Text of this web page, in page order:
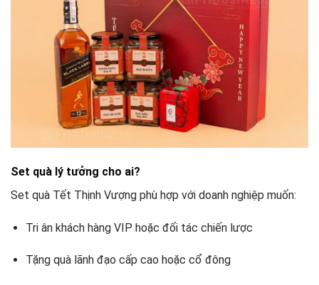
Set quà lý tưởng cho ai?
Set quà Tết Thịnh Vượng phù hợp với doanh nghiệp muốn:
Tri ân khách hàng VIP hoặc đối tác chiến lược
Tặng quà lãnh đạo cấp cao hoặc cổ đông